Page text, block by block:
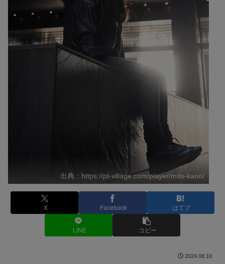
出典：https://pt-village.com/player/mito-kano/
X Facebook はてブ
LINE コピー
2024.08.10